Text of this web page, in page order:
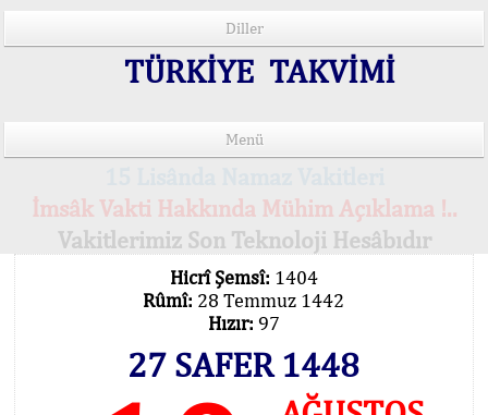
Diller
TÜRKİYE TAKVİMİ
Menü
İmsâk Vakti Hakkında Mühim Açıklama !..
Vakitlerimiz Son Teknoloji Hesâbıdır
Hicrî Şemsî: 1404
Rûmî: 28 Temmuz 1442
Hızır: 97
27 SAFER 1448